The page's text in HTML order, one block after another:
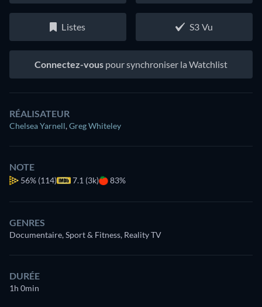
Listes S3 Vu
Connectez-vous pour synchroniser la Watchlist
RÉALISATEUR
Chelsea Yarnell,Greg Whiteley
NOTE
56% (114) 7.1 (3k) 83%
GENRES
Documentaire, Sport & Fitness, Reality TV
DURÉE
1h 0min